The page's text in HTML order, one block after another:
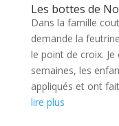
Les bottes de
Dans la famille
demande la
le point de croix.
semaines, les
appliqués et ont
lire plus